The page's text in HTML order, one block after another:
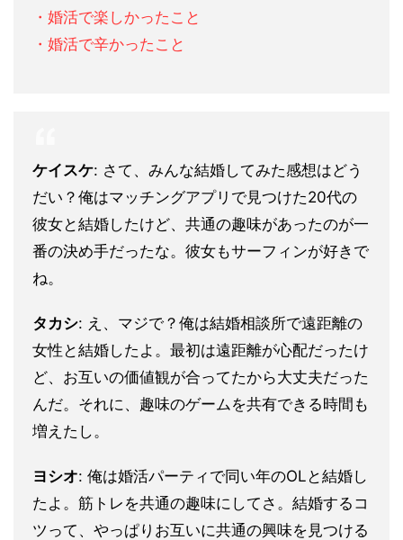
・婚活で楽しかったこと
・婚活で辛かったこと
ケイスケ: さて、みんな結婚してみた感想はどう
だい？俺はマッチングアプリで見つけた20代の
彼女と結婚したけど、共通の趣味があったのが一
番の決め手だったな。彼女もサーフィンが好きで
ね。
タカシ: え、マジで？俺は結婚相談所で遠距離の
女性と結婚したよ。最初は遠距離が心配だったけ
ど、お互いの価値観が合ってたから大丈夫だった
んだ。それに、趣味のゲームを共有できる時間も
増えたし。
ヨシオ: 俺は婚活パーティで同い年のOLと結婚し
たよ。筋トレを共通の趣味にしてさ。結婚するコ
ツって、やっぱりお互いに共通の興味を見つける